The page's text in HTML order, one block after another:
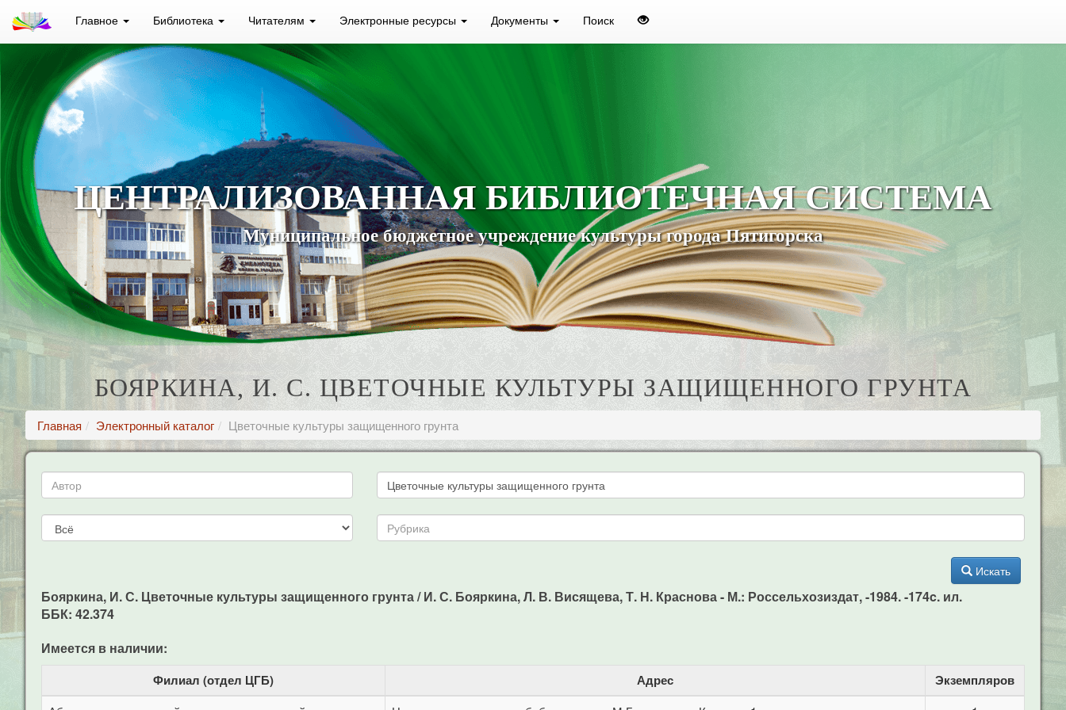
Главное Библиотека Читателям Электронные ресурсы Документы Поиск
ЦЕНТРАЛИЗОВАННАЯ БИБЛИОТЕЧНАЯ СИСТЕМА
Муниципальное бюджетное учреждение культуры города Пятигорска
БОЯРКИНА, И. С. ЦВЕТОЧНЫЕ КУЛЬТУРЫ ЗАЩИЩЕННОГО ГРУНТА
Главная Электронный каталог Цветочные культуры защищенного грунта
Искать
Бояркина, И. С. Цветочные культуры защищенного грунта / И. С. Бояркина, Л. В. Висящева, Т. Н. Краснова - М.: Россельхозиздат, -1984. -174c. ил.
ББК: 42.374
Имеется в наличии:
Филиал (отдел ЦГБ) Адрес Экземпляров